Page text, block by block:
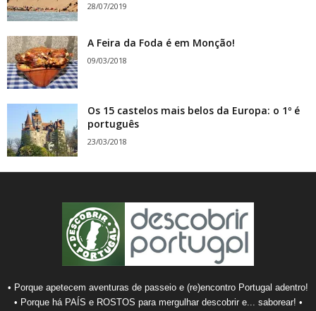
28/07/2019
A Feira da Foda é em Monção!
09/03/2018
Os 15 castelos mais belos da Europa: o 1º é
português
23/03/2018
• Porque apetecem aventuras de passeio e (re)encontro Portugal adentro!
• Porque há PAÍS e ROSTOS para mergulhar descobrir e... saborear! •